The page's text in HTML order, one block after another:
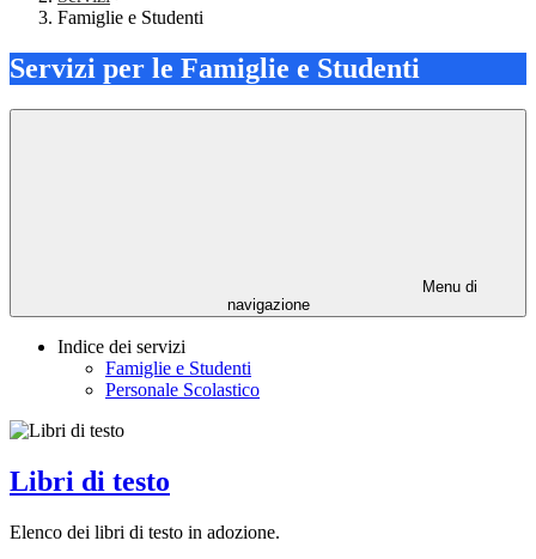
Famiglie e Studenti
Servizi per le Famiglie e Studenti
Menu di
navigazione
Indice dei servizi
Famiglie e Studenti
Personale Scolastico
Libri di testo
Elenco dei libri di testo in adozione.